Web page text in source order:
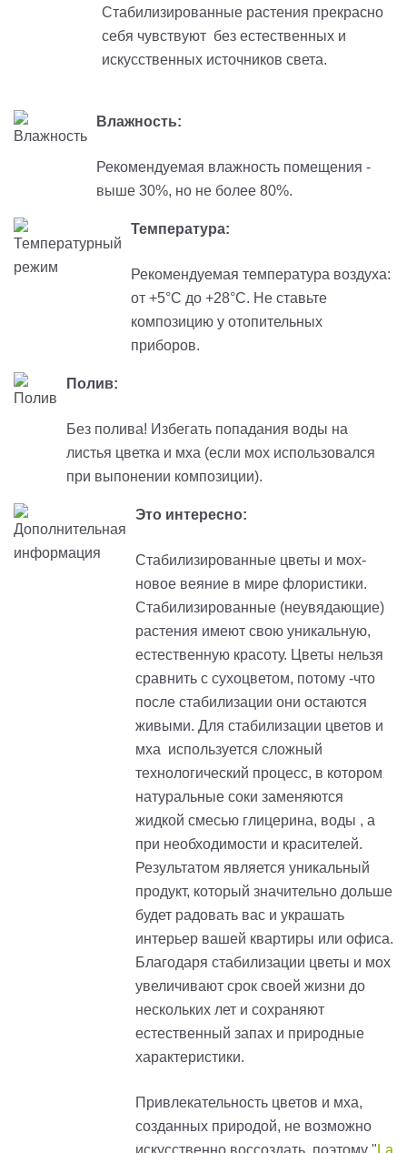
Стабилизированные растения прекрасно
себя чувствуют без естественных и
искусственных источников света.
Влажность:
Рекомендуемая влажность помещения -
выше 30%, но не более 80%.
Температура:
Рекомендуемая температура воздуха:
от +5°C до +28°С. Не ставьте
композицию у отопительных
приборов.
Полив:
Без полива! Избегать попадания воды на
листья цветка и мха (если мох использовался
при выпонении композиции).
Это интересно:
Стабилизированные цветы и мох-
новое веяние в мире флористики.
Стабилизированные (неувядающие)
растения имеют свою уникальную,
естественную красоту. Цветы нельзя
сравнить с сухоцветом, потому -что
после стабилизации они остаются
живыми. Для стабилизации цветов и
мха используется сложный
технологический процесс, в котором
натуральные соки заменяются
жидкой смесью глицерина, воды , а
при необходимости и красителей.
Результатом является уникальный
продукт, который значительно дольше
будет радовать вас и украшать
интерьер вашей квартиры или офиса.
Благодаря стабилизации цветы и мох
увеличивают срок своей жизни до
нескольких лет и сохраняют
естественный запах и природные
характеристики.
Привлекательность цветов и мха,
созданных природой, не возможно
искусственно воссоздать, поэтому " La